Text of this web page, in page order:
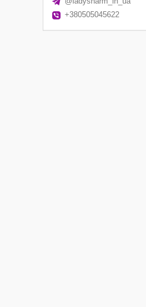
+380505045622